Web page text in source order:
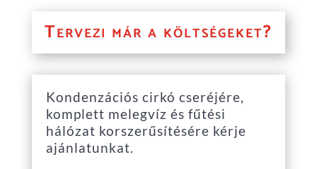
Tervezi már a költségeket?
Kondenzációs cirkó cseréjére,
komplett melegvíz és fűtési
hálózat korszerűsítésére kérje
ajánlatunkat.